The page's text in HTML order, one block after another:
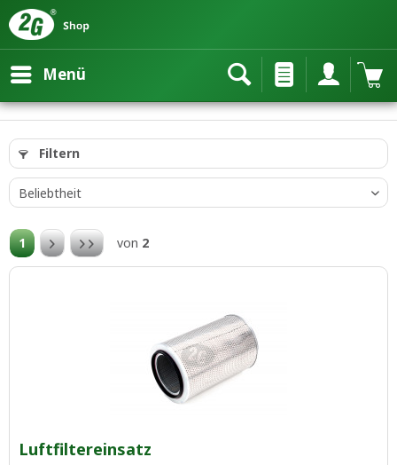
Menü
Filtern
1 von 2
Luftfiltereinsatz